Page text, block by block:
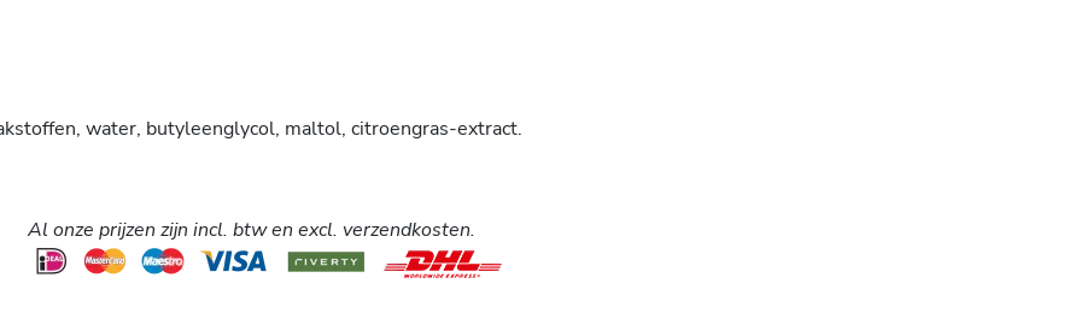
water, butyleenglycol, maltol, citroengras-extract.
Al onze prijzen zijn incl. btw en excl. verzendkosten.